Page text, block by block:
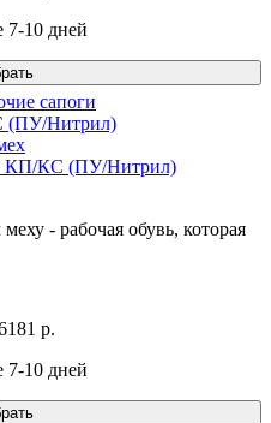
10 дней
КП/КС (ПУ/Нитрил)
- рабочая обувь, которая
р.
10 дней